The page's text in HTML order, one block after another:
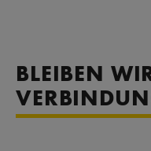
BLEIBEN